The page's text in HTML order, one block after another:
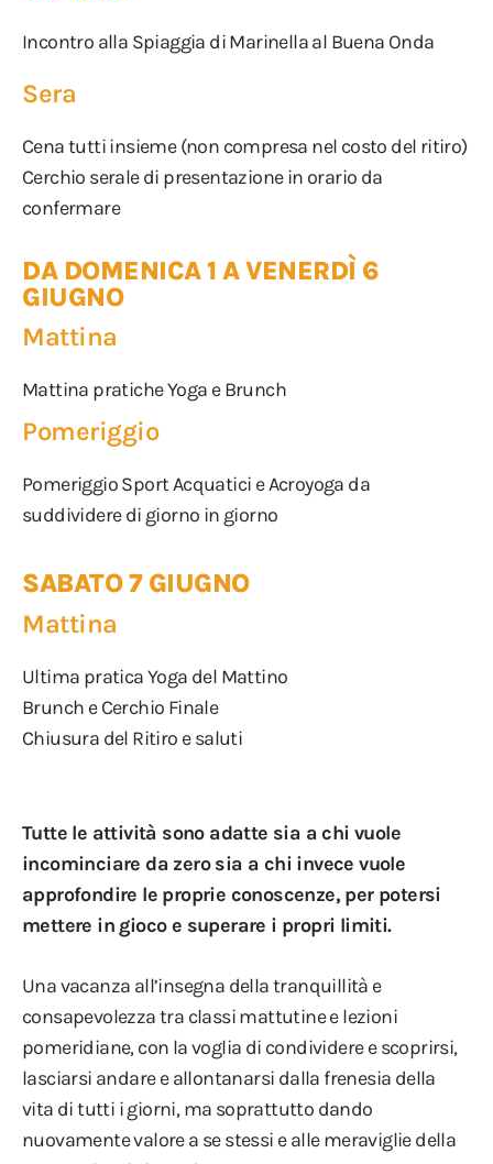
Incontro alla Spiaggia di Marinella al Buena Onda
Sera
Cena tutti insieme (non compresa nel costo del ritiro)
Cerchio serale di presentazione in orario da
confermare
DA DOMENICA 1 A VENERDÌ 6
GIUGNO
Mattina
Mattina pratiche Yoga e Brunch
Pomeriggio
Pomeriggio Sport Acquatici e Acroyoga da
suddividere di giorno in giorno
SABATO 7 GIUGNO
Mattina
Ultima pratica Yoga del Mattino
Brunch e Cerchio Finale
Chiusura del Ritiro e saluti
Tutte le attività sono adatte sia a chi vuole
incominciare da zero sia a chi invece vuole
approfondire le proprie conoscenze, per potersi
mettere in gioco e superare i propri limiti.
Una vacanza all’insegna della tranquillità e
consapevolezza tra classi mattutine e lezioni
pomeridiane, con la voglia di condividere e scoprirsi,
lasciarsi andare e allontanarsi dalla frenesia della
vita di tutti i giorni, ma soprattutto dando
nuovamente valore a se stessi e alle meraviglie della